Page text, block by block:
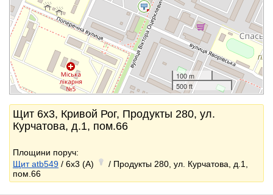
100 m
500 ft
Щит 6x3, Кривой Рог, Продукты 280, ул.
Курчатова, д.1, пом.66
Площини поруч:
Щит atb549 / 6x3 (A)
/ Продукты 280, ул. Курчатова, д.1,
пом.66